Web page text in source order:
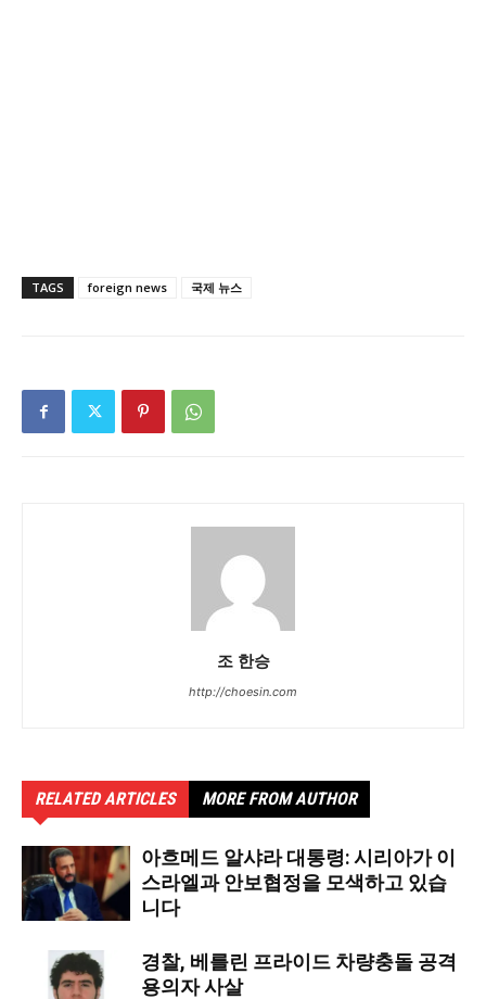
TAGS foreign news 국제 뉴스
조 한승
http://choesin.com
RELATED ARTICLES MORE FROM AUTHOR
아흐메드 알샤라 대통령: 시리아가 이
스라엘과 안보협정을 모색하고 있습
니다
경찰, 베를린 프라이드 차량충돌 공격
용의자 사살